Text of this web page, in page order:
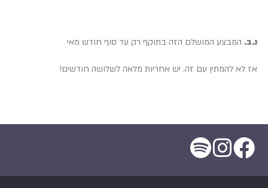
נ.ב. המבצע המושלם הזה בתוקף רק עד סוף חודש מאי
אז לא להמתין עם זה. יש אחריות מלאה לשלושה חודשים!